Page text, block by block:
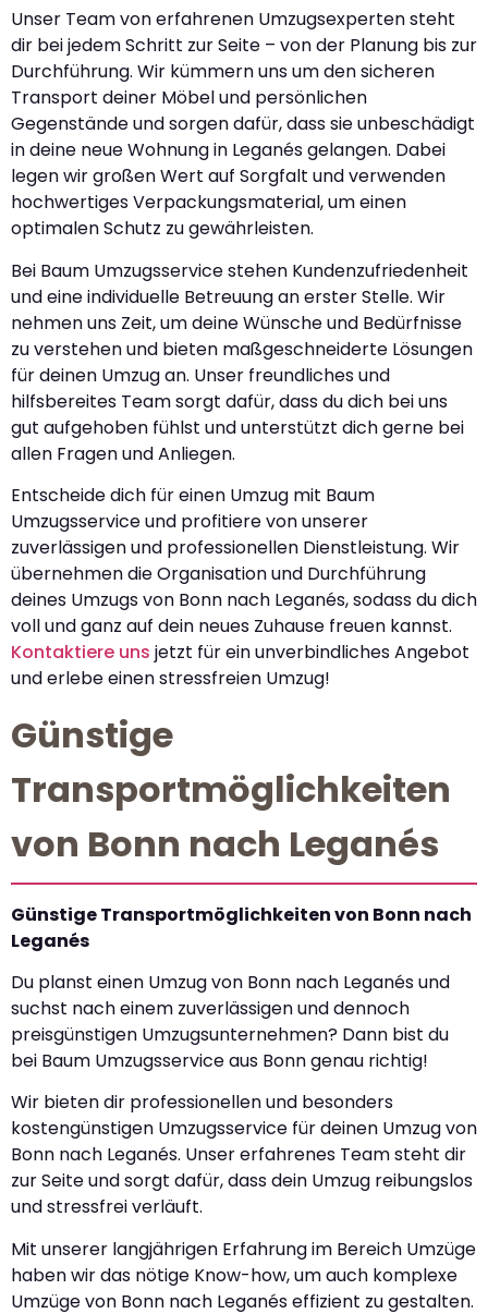
Unser Team von erfahrenen Umzugsexperten steht
dir bei jedem Schritt zur Seite – von der Planung bis zur
Durchführung. Wir kümmern uns um den sicheren
Transport deiner Möbel und persönlichen
Gegenstände und sorgen dafür, dass sie unbeschädigt
in deine neue Wohnung in Leganés gelangen. Dabei
legen wir großen Wert auf Sorgfalt und verwenden
hochwertiges Verpackungsmaterial, um einen
optimalen Schutz zu gewährleisten.
Bei Baum Umzugsservice stehen Kundenzufriedenheit
und eine individuelle Betreuung an erster Stelle. Wir
nehmen uns Zeit, um deine Wünsche und Bedürfnisse
zu verstehen und bieten maßgeschneiderte Lösungen
für deinen Umzug an. Unser freundliches und
hilfsbereites Team sorgt dafür, dass du dich bei uns
gut aufgehoben fühlst und unterstützt dich gerne bei
allen Fragen und Anliegen.
Entscheide dich für einen Umzug mit Baum
Umzugsservice und profitiere von unserer
zuverlässigen und professionellen Dienstleistung. Wir
übernehmen die Organisation und Durchführung
deines Umzugs von Bonn nach Leganés, sodass du dich
voll und ganz auf dein neues Zuhause freuen kannst.
Kontaktiere uns jetzt für ein unverbindliches Angebot
und erlebe einen stressfreien Umzug!
Günstige
Transportmöglichkeiten
von Bonn nach Leganés
Günstige Transportmöglichkeiten von Bonn nach
Leganés
Du planst einen Umzug von Bonn nach Leganés und
suchst nach einem zuverlässigen und dennoch
preisgünstigen Umzugsunternehmen? Dann bist du
bei Baum Umzugsservice aus Bonn genau richtig!
Wir bieten dir professionellen und besonders
kostengünstigen Umzugsservice für deinen Umzug von
Bonn nach Leganés. Unser erfahrenes Team steht dir
zur Seite und sorgt dafür, dass dein Umzug reibungslos
und stressfrei verläuft.
Mit unserer langjährigen Erfahrung im Bereich Umzüge
haben wir das nötige Know-how, um auch komplexe
Umzüge von Bonn nach Leganés effizient zu gestalten.